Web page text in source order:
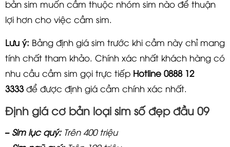
bản sim muốn cầm thuộc nhóm sim nào để thuận
lợi hơn cho việc cầm sim.
Lưu ý: Bảng định giá sim trước khi cầm này chỉ mang
tính chất tham khảo. Chính xác nhất khách hàng có
nhu cầu cầm sim gọi trực tiếp Hotline 0888 12
3333để được định giá cầm chính xác nhất.
Định giá cơ bản loại sim số đẹp đầu 09
– Sim lục quý:Trên 400 triệu